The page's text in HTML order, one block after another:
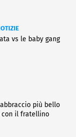
vs le baby gang
più bello
con il fratellino